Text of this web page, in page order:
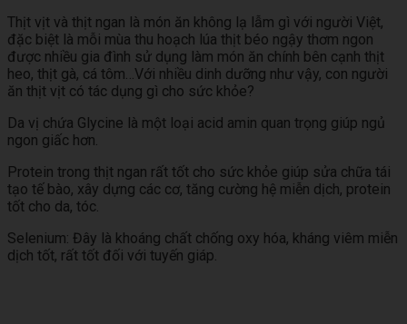
Thịt vịt và thịt ngan là món ăn không lạ lẫm gì với người Việt,
đặc biệt là mỗi mùa thu hoạch lúa thịt béo ngậy thơm ngon
được nhiều gia đình sử dụng làm món ăn chính bên cạnh thịt
heo, thịt gà, cá tôm…Với nhiều dinh dưỡng như vậy, con người
ăn thịt vịt có tác dụng gì cho sức khỏe?
Da vị chứa Glycine là một loại acid amin quan trọng giúp ngủ
ngon giấc hơn.
Protein trong thịt ngan rất tốt cho sức khỏe giúp sửa chữa tái
tạo tế bào, xây dựng các cơ, tăng cường hệ miễn dịch, protein
tốt cho da, tóc.
Selenium: Đây là khoáng chất chống oxy hóa, kháng viêm miễn
dịch tốt, rất tốt đối với tuyến giáp.